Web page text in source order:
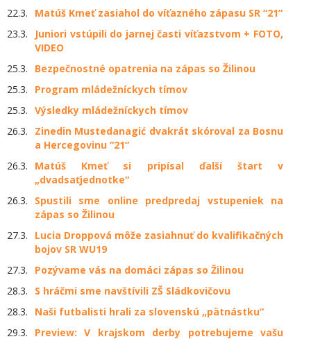
22.3.
Matúš Kmeť zasiahol do víťazného zápasu SR “21“
23.3.
Juniori vstúpili do jarnej časti víťazstvom + FOTO,
VIDEO
25.3.
Bezpečnostné opatrenia na zápas so Žilinou
25.3.
Program mládežníckych tímov
25.3. Výsledky mládežníckych tímov
26.3.
Zinedin Mustedanagić dvakrát skóroval za Bosnu
a Hercegovinu “21“
26.3.
Matúš Kmeť si pripísal ďalší štart v
„dvadsaťjednotke“
26.3.
Spustili sme online predpredaj vstupeniek na
zápas so Žilinou
27.3.
Lucia Droppová môže zasiahnuť do kvalifikačných
bojov SR WU19
27.3.
Pozývame vás na domáci zápas so Žilinou
28.3.
S hráčmi sme navštívili ZŠ Sládkovičovu
28.3.
Naši futbalisti hrali za slovenskú „pätnástku“
29.3.
Preview: V krajskom derby potrebujeme vašu